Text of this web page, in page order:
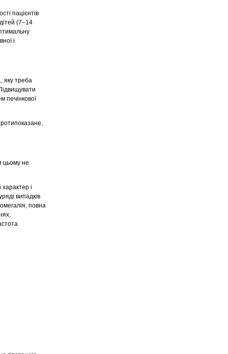
пацієнтів
(7–14
і
яку треба
печінкової
цьому не
і
випадків
повна